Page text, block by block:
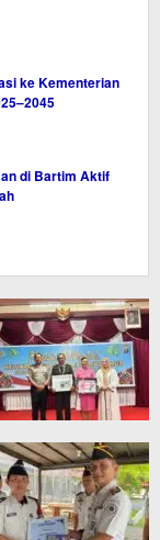
ke Kementerian
di Bartim Aktif